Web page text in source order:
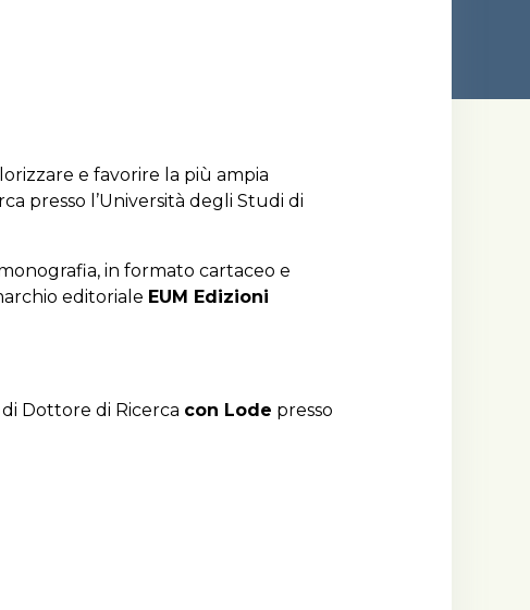
e favorire la più ampia
presso l’Università degli Studi di
in formato cartaceo e
editoriale EUM Edizioni
Dottore di Ricerca con Lode presso